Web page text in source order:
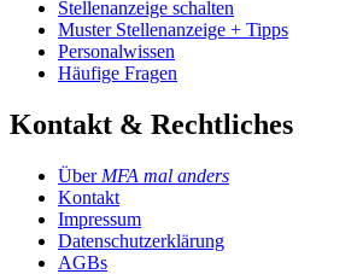
Stellenanzeige schalten
Muster Stellenanzeige + Tipps
Personalwissen
Häufige Fragen
Kontakt & Rechtliches
Über MFA mal anders
Kontakt
Impressum
Datenschutzerklärung
AGBs